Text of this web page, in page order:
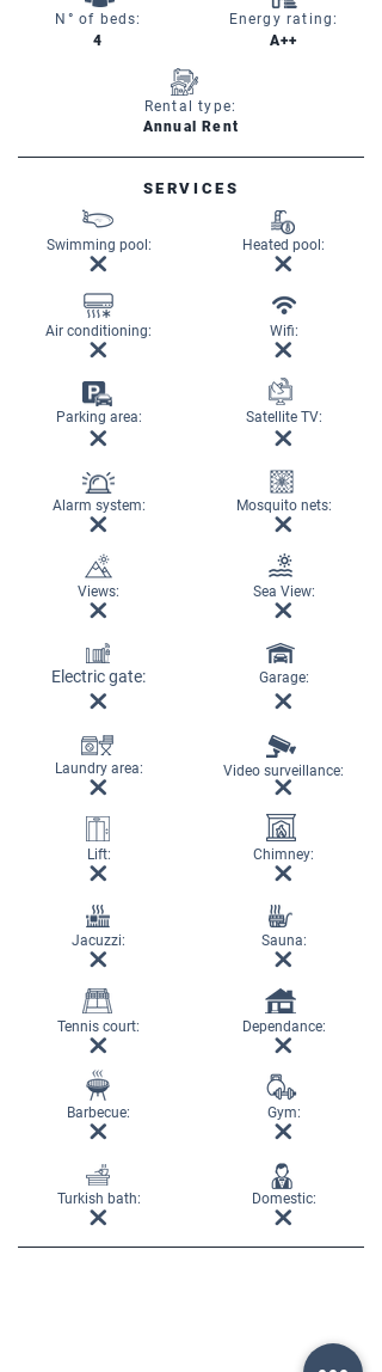
N° of beds:
4
Energy rating:
A++
Rental type:
Annual Rent
SERVICES
Swimming pool:
Air conditioning:
Parking area:
Alarm system:
Views:
Electric gate:
Laundry area:
Lift:
Jacuzzi:
Tennis court:
Barbecue:
Turkish bath:
Heated pool:
Wifi:
Satellite TV:
Mosquito nets:
Sea View:
Garage:
Video surveillance:
Chimney:
Sauna:
Dependance:
Gym:
Domestic: